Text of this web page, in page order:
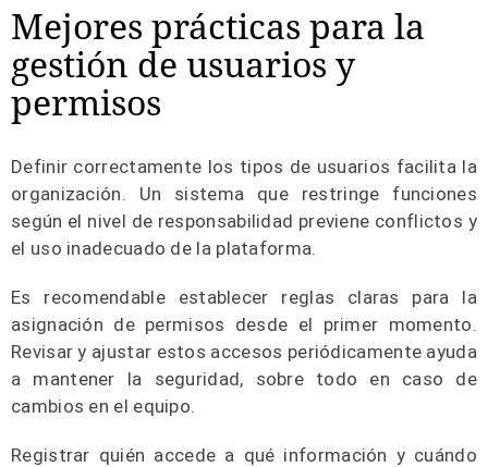
Mejores prácticas para la
gestión de usuarios y
permisos
Definir correctamente los tipos de usuarios facilita la
organización. Un sistema que restringe funciones
según el nivel de responsabilidad previene conflictos y
el uso inadecuado de la plataforma.
Es recomendable establecer reglas claras para la
asignación de permisos desde el primer momento.
Revisar y ajustar estos accesos periódicamente ayuda
a mantener la seguridad, sobre todo en caso de
cambios en el equipo.
Registrar quién accede a qué información y cuándo